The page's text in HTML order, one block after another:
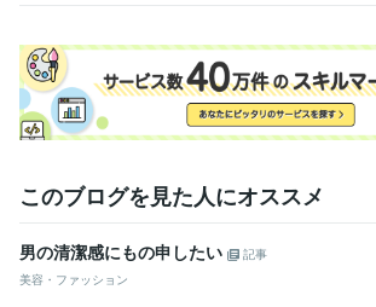
このブログを見た人にオススメ
男の清潔感にもの申したい
記事
美容・ファッション